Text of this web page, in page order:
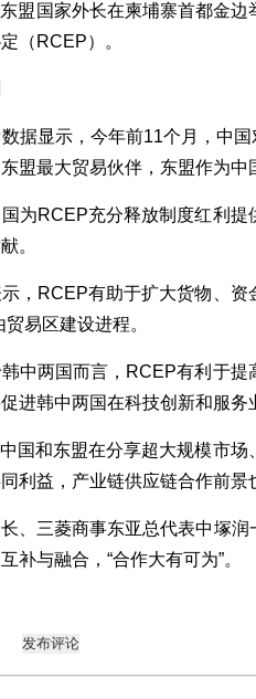
国家外长在柬埔寨首都金边
（RCEP）。
显示，今年前11个月，中国
盟最大贸易伙伴，东盟作为中
RCEP充分释放制度红利提
。
RCEP有助于扩大货物、资
易区建设进程。
两国而言，RCEP有利于提
进韩中两国在科技创新和服务
和东盟在分享超大规模市场
利益，产业链供应链合作前景
三菱商事东亚总代表中塚润
补与融合，“合作大有可为”。
发布评论